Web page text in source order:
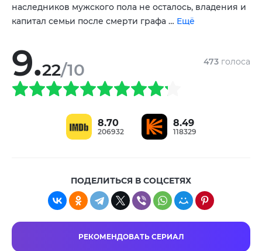
наследников мужского пола не осталось, владения и
капитал семьи после смерти графа … Ещё
9.22/10 473 голоса
8.70
206932
8.49
118329
ПОДЕЛИТЬСЯ В СОЦСЕТЯХ
РЕКОМЕНДОВАТЬ СЕРИАЛ